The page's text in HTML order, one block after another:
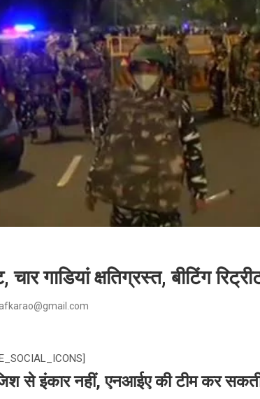
चार गाडियां क्षतिग्रस्त, बीटिंग
से इंकार नहीं, एनआईए की टीम कर